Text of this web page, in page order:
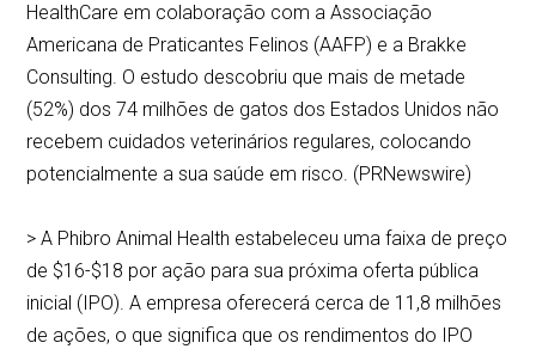
HealthCare em colaboração com a Associação
Americana de Praticantes Felinos (AAFP) e a Brakke
Consulting. O estudo descobriu que mais de metade
(52%) dos 74 milhões de gatos dos Estados Unidos não
recebem cuidados veterinários regulares, colocando
potencialmente a sua saúde em risco. (PRNewswire)
> A Phibro Animal Health estabeleceu uma faixa de preço
de $16-$18 por ação para sua próxima oferta pública
inicial (IPO). A empresa oferecerá cerca de 11,8 milhões
de ações, o que significa que os rendimentos do IPO